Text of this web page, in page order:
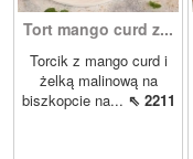
Tort mango curd z...
Torcik z mango curd i
żelką malinową na
biszkopcie na... ⇖ 2211